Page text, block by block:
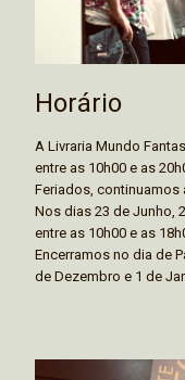
Horário
A Livraria Mundo
entre as 10h00 e as
Feriados, continuamos
Nos dias 23 de Junho,
entre as 10h00 e as
Encerramos no dia de
de Dezembro e 1 de